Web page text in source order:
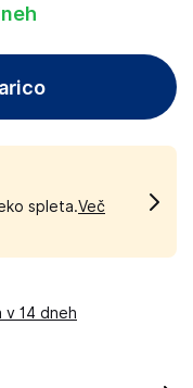
spleta.Več
v 14 dneh